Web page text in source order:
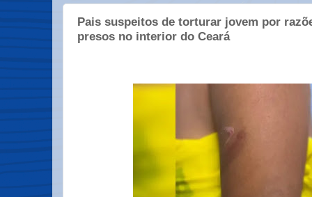
Pais suspeitos de torturar jovem por
presos no interior do Ceará